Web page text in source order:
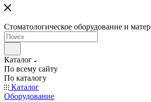
Стоматологическое оборудование и
Каталог
По всему сайту
По каталогу
Каталог
Оборудование